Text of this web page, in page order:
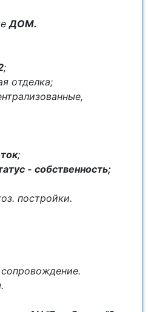
ДОМ.
;
oтдeлкa;
;
- coбcтвeннoсть;
постpойки.